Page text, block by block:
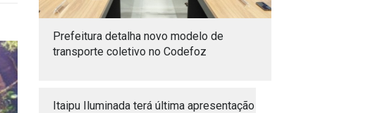
Prefeitura detalha novo modelo de
transporte coletivo no Codefoz
Itaipu Iluminada terá última apresentação